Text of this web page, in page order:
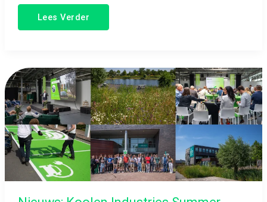
Lees Verder
Nieuws:
Koolen
Industries
Summer
Event
en
866.070
kWh
Zonneopwekking